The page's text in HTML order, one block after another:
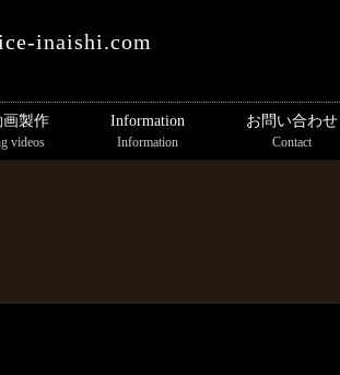
inaishi.com
製作
videos
Information
Information
お問い合わせ
Contact